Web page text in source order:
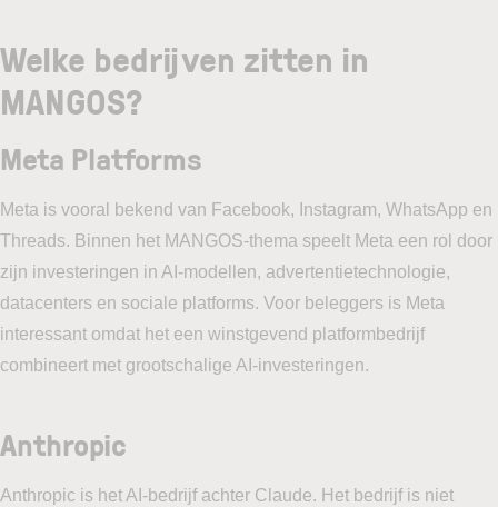
Welke bedrijven zitten in
MANGOS?
Meta Platforms
Meta is vooral bekend van Facebook, Instagram, WhatsApp en
Threads. Binnen het MANGOS-thema speelt Meta een rol door
zijn investeringen in AI-modellen, advertentietechnologie,
datacenters en sociale platforms. Voor beleggers is Meta
interessant omdat het een winstgevend platformbedrijf
combineert met grootschalige AI-investeringen.
Anthropic
Anthropic is het AI-bedrijf achter Claude. Het bedrijf is niet